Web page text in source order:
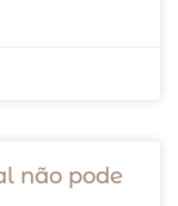
não pode